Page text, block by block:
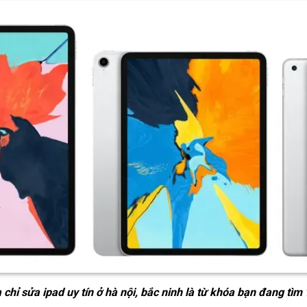
chỉ sửa ipad uy tín ở hà nội, bắc ninhlà từ khóa bạn đang tìm